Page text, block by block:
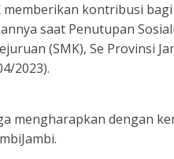
memberikan kontribusi
saat Penutupan
(SMK), Se Provinsi
2023).
mengharapkan dengan